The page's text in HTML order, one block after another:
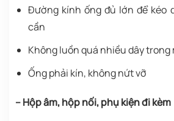
Đường kính ống đủ lớn để kéo
cần
Không luồn quá nhiều dây trong
Ống phải kín, không nứt vỡ
– Hộp âm, hộp nối, phụ kiện đi kèm